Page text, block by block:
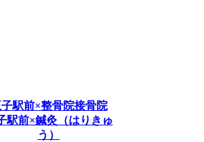
子駅前×整骨院接骨院
駅前×鍼灸（はりきゅ
う）